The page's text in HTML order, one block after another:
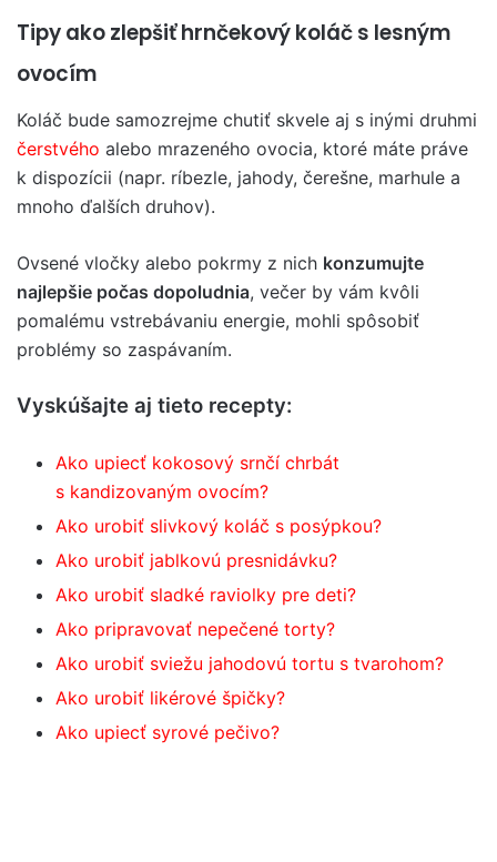
Tipy ako zlepšiť hrnčekový koláč s lesným
ovocím
Koláč bude samozrejme chutiť skvele aj s inými druhmi
čerstvého alebo mrazeného ovocia, ktoré máte práve
k dispozícii (napr. ríbezle, jahody, čerešne, marhule a
mnoho ďalších druhov).
Ovsené vločky alebo pokrmy z nich konzumujte
najlepšie počas dopoludnia, večer by vám kvôli
pomalému vstrebávaniu energie, mohli spôsobiť
problémy so zaspávaním.
Vyskúšajte aj tieto recepty:
Ako upiecť kokosový srnčí chrbát
s kandizovaným ovocím?
Ako urobiť slivkový koláč s posýpkou?
Ako urobiť jablkovú presnidávku?
Ako urobiť sladké raviolky pre deti?
Ako pripravovať nepečené torty?
Ako urobiť sviežu jahodovú tortu s tvarohom?
Ako urobiť likérové špičky?
Ako upiecť syrové pečivo?